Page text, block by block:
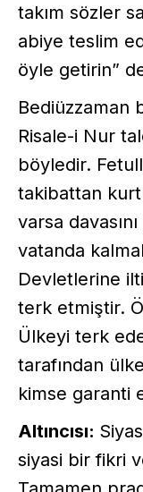
takım sözler
abiye teslim
öyle getirin”
Bediüzzaman
Risale-i Nur
böyledir.
takibattan
varsa
vatanda
Devletlerine
terk etmiştir.
Ülkeyi terk
tarafından
kimse garanti
Altıncısı:
siyasi bir fikri